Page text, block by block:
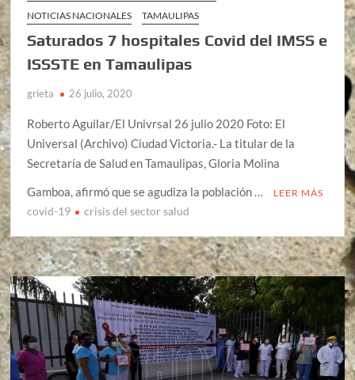
NOTICIAS NACIONALES
TAMAULIPAS
Saturados 7 hospitales Covid del IMSS e
ISSSTE en Tamaulipas
grieta 26 julio, 2020
Roberto Aguilar/El Univrsal 26 julio 2020 Foto: El
Universal (Archivo) Ciudad Victoria.- La titular de la
Secretaría de Salud en Tamaulipas, Gloria Molina
Gamboa, afirmó que se agudiza la población …
LEER MÁS
covid-19 crisis del sector salud